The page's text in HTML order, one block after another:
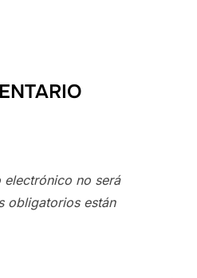
electrónico no será
obligatorios están